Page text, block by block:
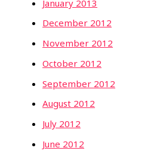
January 2013
December 2012
November 2012
October 2012
September 2012
August 2012
July 2012
June 2012